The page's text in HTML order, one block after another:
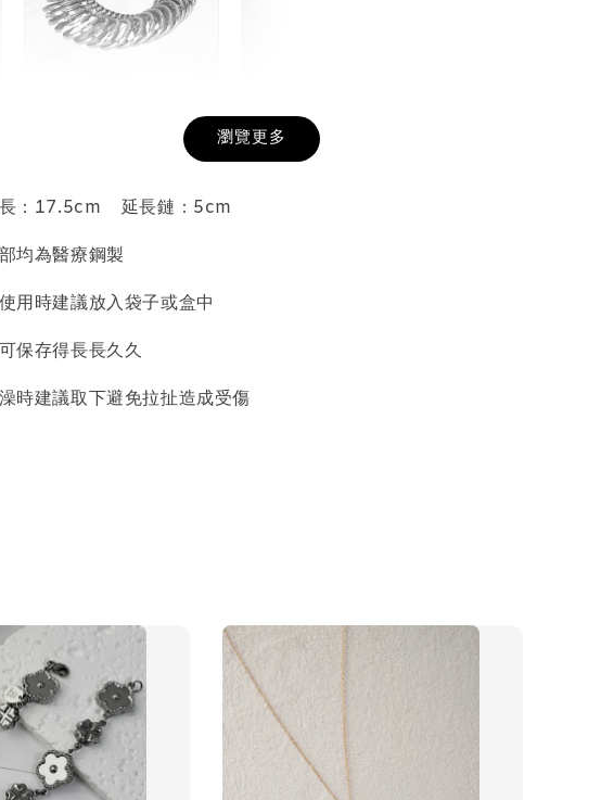
+
加入購物車
質感飾品收納盒
NT$ 298
NT$ 399
瀏覽更多
：17.5cm 延長鏈：5cm
均為醫療鋼製
用時建議放入袋子或盒中
保存得長長久久
時建議取下避免拉扯造成受傷